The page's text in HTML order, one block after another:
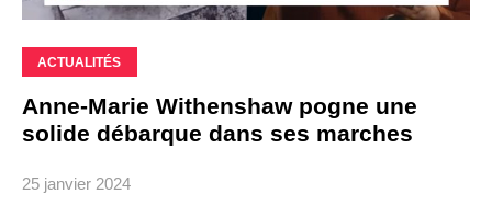
ACTUALITÉS
Anne-Marie Withenshaw pogne une
solide débarque dans ses marches
25 janvier 2024